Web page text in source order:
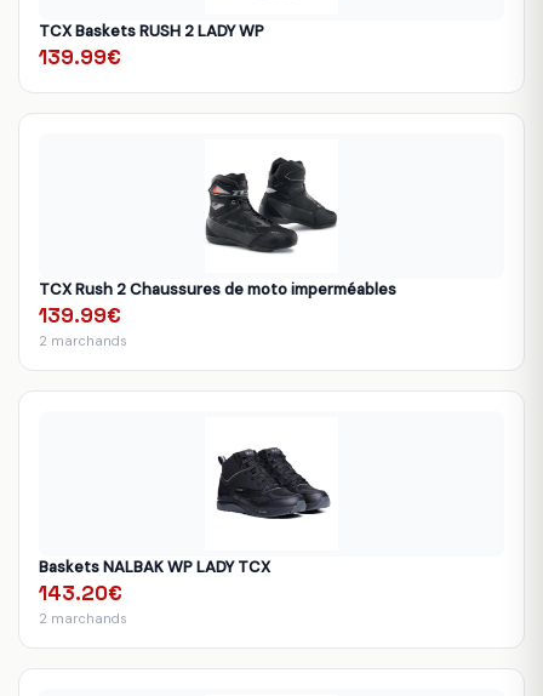
TCX Baskets RUSH 2 LADY WP
139.99€
TCX Rush 2 Chaussures de moto imperméables
139.99€
2 marchands
Baskets NALBAK WP LADY TCX
143.20€
2 marchands